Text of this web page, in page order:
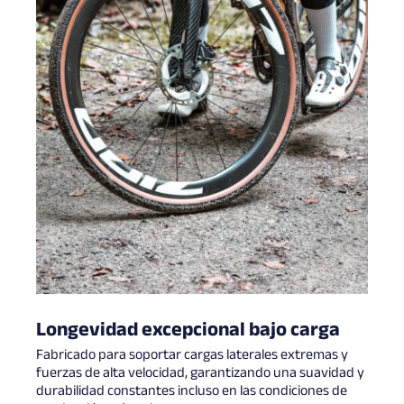
Longevidad excepcional bajo carga
Fabricado para soportar cargas laterales extremas y
fuerzas de alta velocidad, garantizando una suavidad y
durabilidad constantes incluso en las condiciones de